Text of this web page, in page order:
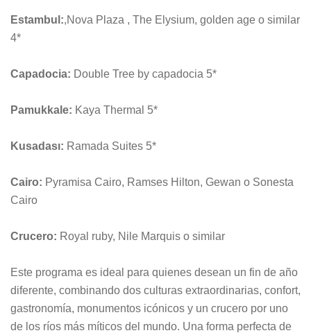
Estambul:,Nova Plaza , The Elysium, golden age o similar
4*
Capadocia: Double Tree by capadocia 5*
Pamukkale: Kaya Thermal 5*
Kusadası: Ramada Suites 5*
Cairo: Pyramisa Cairo, Ramses Hilton, Gewan o Sonesta
Cairo
Crucero: Royal ruby, Nile Marquis o similar
Este programa es ideal para quienes desean un fin de año
diferente, combinando dos culturas extraordinarias, confort,
gastronomía, monumentos icónicos y un crucero por uno
de los ríos más míticos del mundo. Una forma perfecta de